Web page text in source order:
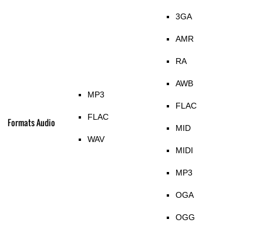
Formats Audio
MP3
FLAC
WAV
3GA
AMR
RA
AWB
FLAC
MID
MIDI
MP3
OGA
OGG